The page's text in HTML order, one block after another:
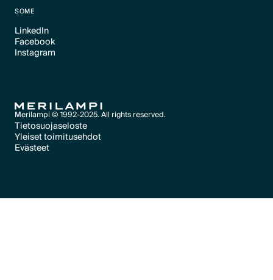
SOME
LinkedIn
Text Link
Facebook
Text Link
Instagram
Merilampi © 1992-2025. All rights reserved.
Tietosuojaseloste
Text Link
Yleiset toimitusehdot
Text Link
Evästeet